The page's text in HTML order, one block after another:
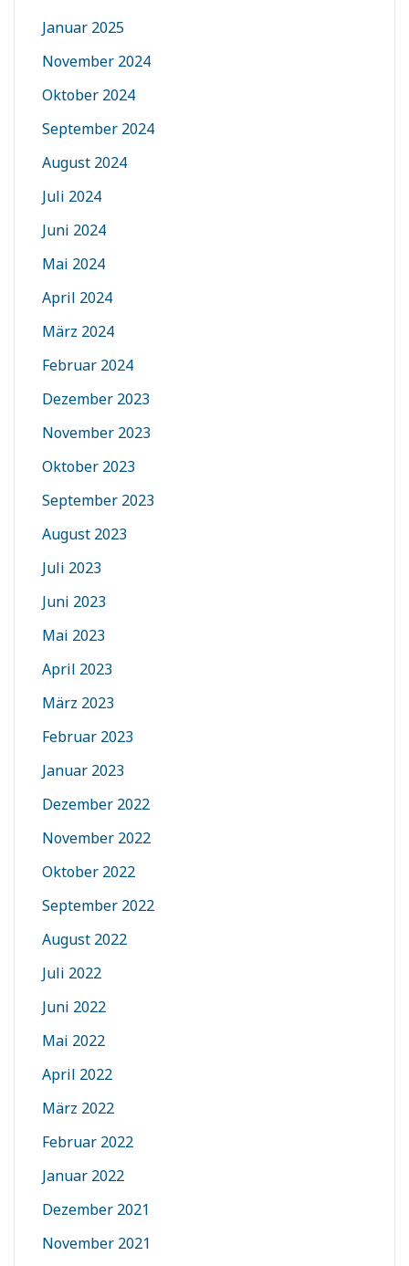
Januar 2025
November 2024
Oktober 2024
September 2024
August 2024
Juli 2024
Juni 2024
Mai 2024
April 2024
März 2024
Februar 2024
Dezember 2023
November 2023
Oktober 2023
September 2023
August 2023
Juli 2023
Juni 2023
Mai 2023
April 2023
März 2023
Februar 2023
Januar 2023
Dezember 2022
November 2022
Oktober 2022
September 2022
August 2022
Juli 2022
Juni 2022
Mai 2022
April 2022
März 2022
Februar 2022
Januar 2022
Dezember 2021
November 2021